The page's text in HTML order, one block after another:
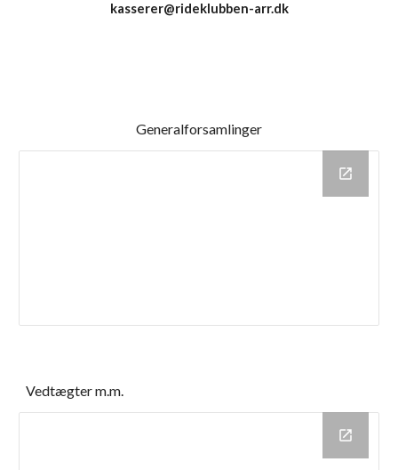
kasserer@rideklubben-arr.dk
Generalforsamlinger
Vedtægter m.m.